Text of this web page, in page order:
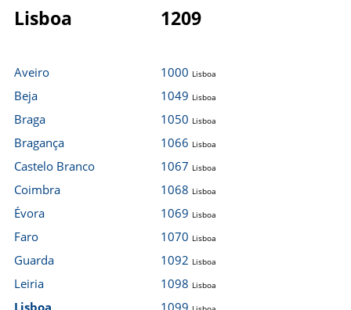
Lisboa 1209
Aveiro
Beja
Braga
Bragança
Castelo Branco
Coimbra
Évora
Faro
Guarda
Leiria
Lisboa
1000 Lisboa
1049 Lisboa
1050 Lisboa
1066 Lisboa
1067 Lisboa
1068 Lisboa
1069 Lisboa
1070 Lisboa
1092 Lisboa
1098 Lisboa
1099